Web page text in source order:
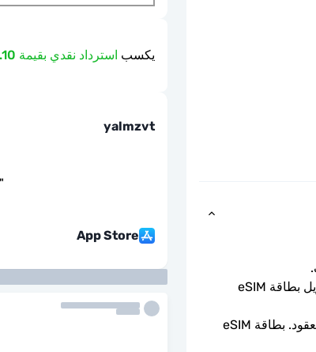
يكسب استرداد نقدي بقيمة 1.10 دولار
yalmzvt
"
App Store